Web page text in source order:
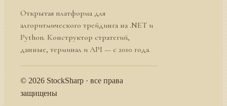
Открытая платформа для
алгоритмического трейдинга на .NET и
Python. Конструктор стратегий,
данные, терминал и API — с 2010 года.
© 2026 StockSharp · все права
защищены